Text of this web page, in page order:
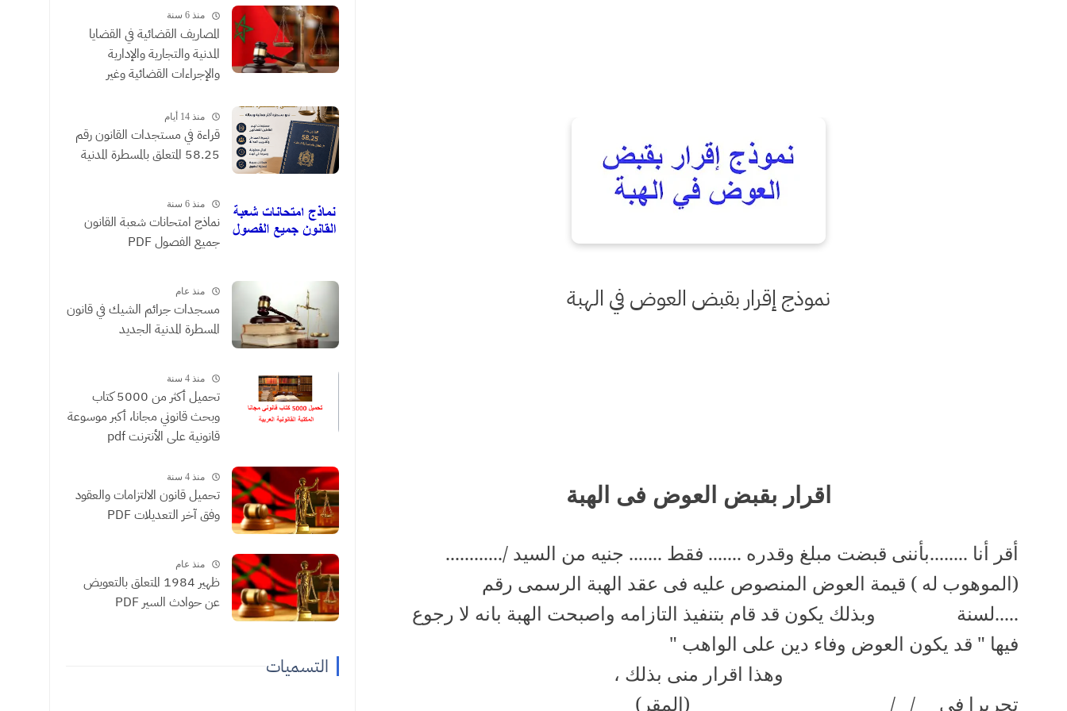
نموذج إقرار بقبض العوض في الهبة
اقرار بقبض العوض فى الهبة
أقر أنا ........بأننى قبضت مبلغ وقدره ....... فقط ....... جنيه من السيد /............
(الموهوب له ) قيمة العوض المنصوص عليه فى عقد الهبة الرسمى رقم
.....لسنة
وبذلك يكون قد قام بتنفيذ التازامه واصبحت الهبة بانه لا رجوع
فيها " قد يكون العوض وفاء دين على الواهب "
وهذا اقرار منى بذلك ،
تحريرا فى
/
/ (المقر)
منذ 6 سنة
المصاريف القضائية في القضايا
المدنية والتجارية والإدارية
والإجراءات القضائية وغير
الموثقون
منذ 14 أيام
​قراءة في مستجدات القانون رقم
58.25 المتعلق بالمسطرة المدنية
منذ 6 سنة
نماذج امتحانات شعبة القانون
جميع الفصول PDF
منذ عام
مسجدات جرائم الشيك في قانون
المسطرة المدنية الجديد
منذ 4 سنة
تحميل أكثر من 5000 كتاب
وبحث قانوني مجانا، أكبر موسوعة
قانونية على الأنترنت pdf
منذ 4 سنة
تحميل قانون الالتزامات والعقود
وفق آخر التعديلات PDF
منذ عام
ظهير 1984 المتعلق بالتعويض
عن حوادث السير PDF
التسميات